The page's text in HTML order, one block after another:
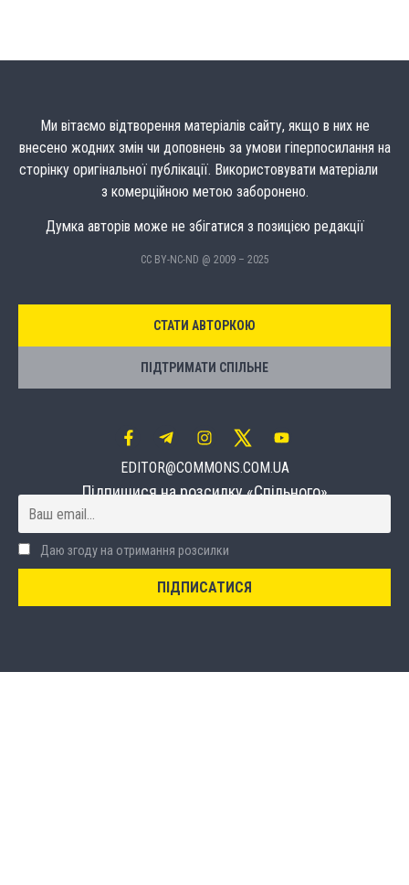
Ми вітаємо відтворення матеріалів сайту, якщо в них не
внесено жодних змін чи доповнень за умови гіперпосилання на
сторінку оригінальної публікації. Використовувати матеріали
з комерційною метою заборонено.
Думка авторів може не збігатися з позицією редакції
CC BY-NC-ND @ 2009 – 2025
СТАТИ АВТОРКОЮ
ПІДТРИМАТИ СПІЛЬНЕ
EDITOR@COMMONS.COM.UA
Підпишися на розсилку «Спільного»
Даю згоду на отримання розсилки